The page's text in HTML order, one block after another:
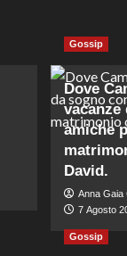
Gossip
Dove
vacanze
amiche
David.
Anna Gaia
7 Agosto
Gossip